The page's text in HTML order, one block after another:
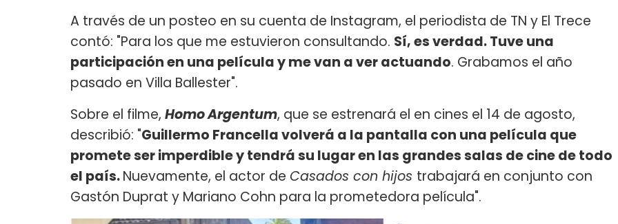
A través de un posteo en su cuenta de Instagram, el periodista de TN y El Trece
contó: "Para los que me estuvieron consultando. Sí, es verdad. Tuve una
participación en una película y me van a ver actuando. Grabamos el año
pasado en Villa Ballester".
Sobre el filme, Homo Argentum, que se estrenará el en cines el 14 de agosto,
describió: "Guillermo Francella volverá a la pantalla con una película que
promete ser imperdible y tendrá su lugar en las grandes salas de cine de todo
el país.Nuevamente, el actor de Casados con hijos trabajará en conjunto con
Gastón Duprat y Mariano Cohn para la prometedora película".